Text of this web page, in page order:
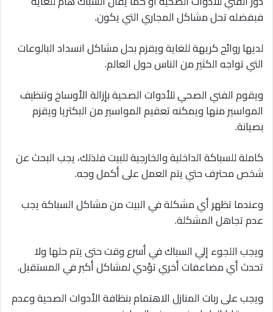
فبفضله تحل مشاكل المجاري التي يكون.
لديها روائح كريهة للغاية ويقزم بحل مشاكل انسداد البالوعات
التي تواجه الكثير من الناس حول العالم.
ويقوم الفني الصحي للأدوات الصحية بإزالة الأوساخ وتنظيف
المواسير منها ويمكنه تعقيم المواسير من البكتريا ويقزم
بصيانة.
كاملة للسباكة الداخلية والخارجية للبيت فلذلك، يجب البحث عن
شخص محترف حتي يتم العمل على أكمل وجه.
وعندما تظهر أي مشكلة في البيت من مشاكل السباكة يجب
عدم تجاهل المشكلة.
ويجب اللجوء إلي السباك في أسرع وقت حتى يتم حلها ولا
تحدث أي مضاعفات أخري تؤدي لمشاكل أكبر في المستقبل.
ويجب على ربات المنازل الاهتمام بنظافة الأدوات الصحية وعدم